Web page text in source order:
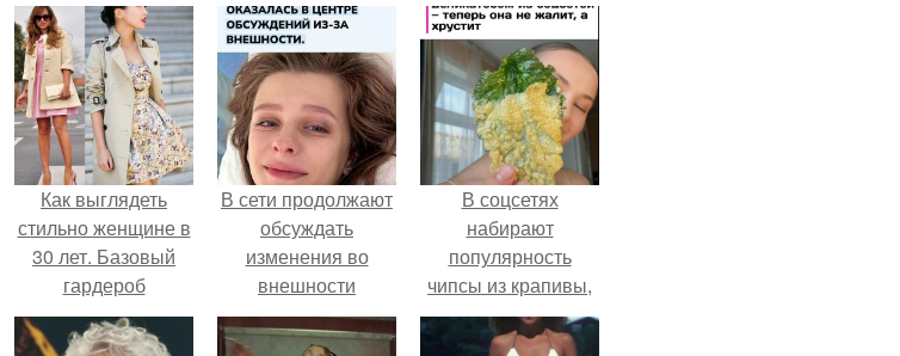
Как выглядеть
стильно женщине в
30 лет. Базовый
гардероб
элегантных Леди --
как стильно
В сети продолжают
обсуждать
изменения во
внешности
актрисы.
В соцсетях
набирают
популярность
чипсы из крапивы,
которые
пользователи в